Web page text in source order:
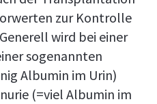
zur Kontrolle
wird bei einer
sogenannten
Albumin im Urin)
(=viel Albumin im